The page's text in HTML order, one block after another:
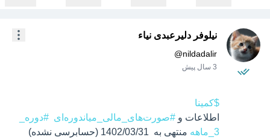
نیلوفر دلیرعبدی نیاء
@nildadalir
3 سال پیش
$کمینا
اطلاعات و #صورت‌های_مالی_میاندوره‌ای
#دوره_
3_ماهه